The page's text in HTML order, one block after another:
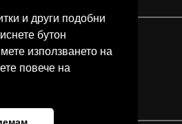
и други подобни
бутон
използването на
повече на